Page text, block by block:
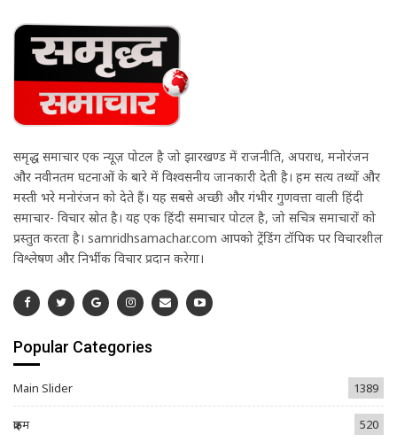
समृद्ध समाचार एक न्यूज़ पोर्टल है जो झारखण्ड में राजनीति, अपराध, मनोरंजन
और नवीनतम घटनाओं के बारे में विश्वसनीय जानकारी देती है। हम सत्य तथ्यों और
मस्ती भरे मनोरंजन को देते हैं। यह सबसे अच्छी और गंभीर गुणवत्ता वाली हिंदी
समाचार- विचार स्रोत है। यह एक हिंदी समाचार पोर्टल है, जो सचित्र समाचारों को
प्रस्तुत करता है। samridhsamachar.com आपको ट्रेंडिंग टॉपिक पर विचारशील
विश्लेषण और निर्भीक विचार प्रदान करेगा।
Popular Categories
Main Slider 1389
क्राइम 520